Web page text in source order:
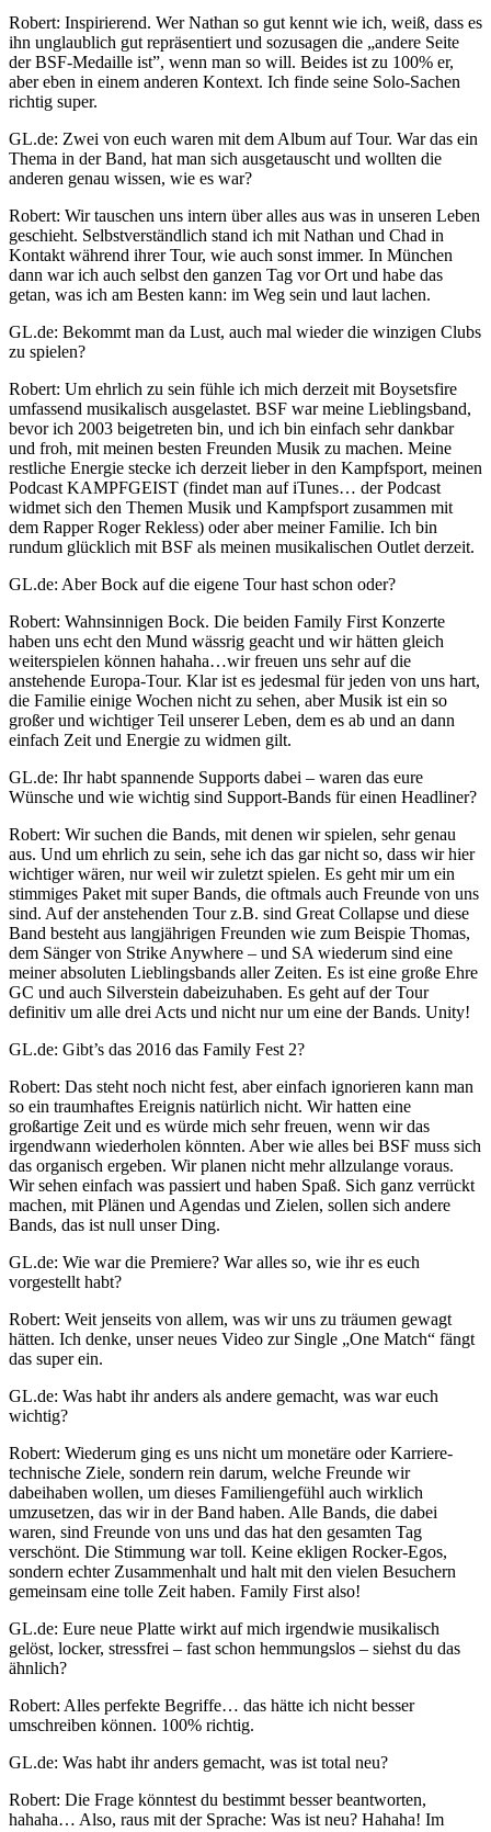
Robert: Inspirierend. Wer Nathan so gut kennt wie ich, weiß, dass es
ihn unglaublich gut repräsentiert und sozusagen die „andere Seite
der BSF-Medaille ist”, wenn man so will. Beides ist zu 100% er,
aber eben in einem anderen Kontext. Ich finde seine Solo-Sachen
richtig super.
GL.de: Zwei von euch waren mit dem Album auf Tour. War das ein
Thema in der Band, hat man sich ausgetauscht und wollten die
anderen genau wissen, wie es war?
Robert: Wir tauschen uns intern über alles aus was in unseren Leben
geschieht. Selbstverständlich stand ich mit Nathan und Chad in
Kontakt während ihrer Tour, wie auch sonst immer. In München
dann war ich auch selbst den ganzen Tag vor Ort und habe das
getan, was ich am Besten kann: im Weg sein und laut lachen.
GL.de: Bekommt man da Lust, auch mal wieder die winzigen Clubs
zu spielen?
Robert: Um ehrlich zu sein fühle ich mich derzeit mit Boysetsfire
umfassend musikalisch ausgelastet. BSF war meine Lieblingsband,
bevor ich 2003 beigetreten bin, und ich bin einfach sehr dankbar
und froh, mit meinen besten Freunden Musik zu machen. Meine
restliche Energie stecke ich derzeit lieber in den Kampfsport, meinen
Podcast KAMPFGEIST (findet man auf iTunes… der Podcast
widmet sich den Themen Musik und Kampfsport zusammen mit
dem Rapper Roger Rekless) oder aber meiner Familie. Ich bin
rundum glücklich mit BSF als meinen musikalischen Outlet derzeit.
GL.de: Aber Bock auf die eigene Tour hast schon oder?
Robert: Wahnsinnigen Bock. Die beiden Family First Konzerte
haben uns echt den Mund wässrig geacht und wir hätten gleich
weiterspielen können hahaha…wir freuen uns sehr auf die
anstehende Europa-Tour. Klar ist es jedesmal für jeden von uns hart,
die Familie einige Wochen nicht zu sehen, aber Musik ist ein so
großer und wichtiger Teil unserer Leben, dem es ab und an dann
einfach Zeit und Energie zu widmen gilt.
GL.de: Ihr habt spannende Supports dabei – waren das eure
Wünsche und wie wichtig sind Support-Bands für einen Headliner?
Robert: Wir suchen die Bands, mit denen wir spielen, sehr genau
aus. Und um ehrlich zu sein, sehe ich das gar nicht so, dass wir hier
wichtiger wären, nur weil wir zuletzt spielen. Es geht mir um ein
stimmiges Paket mit super Bands, die oftmals auch Freunde von uns
sind. Auf der anstehenden Tour z.B. sind Great Collapse und diese
Band besteht aus langjährigen Freunden wie zum Beispie Thomas,
dem Sänger von Strike Anywhere – und SA wiederum sind eine
meiner absoluten Lieblingsbands aller Zeiten. Es ist eine große Ehre
GC und auch Silverstein dabeizuhaben. Es geht auf der Tour
definitiv um alle drei Acts und nicht nur um eine der Bands. Unity!
GL.de: Gibt’s das 2016 das Family Fest 2?
Robert: Das steht noch nicht fest, aber einfach ignorieren kann man
so ein traumhaftes Ereignis natürlich nicht. Wir hatten eine
großartige Zeit und es würde mich sehr freuen, wenn wir das
irgendwann wiederholen könnten. Aber wie alles bei BSF muss sich
das organisch ergeben. Wir planen nicht mehr allzulange voraus.
Wir sehen einfach was passiert und haben Spaß. Sich ganz verrückt
machen, mit Plänen und Agendas und Zielen, sollen sich andere
Bands, das ist null unser Ding.
GL.de: Wie war die Premiere? War alles so, wie ihr es euch
vorgestellt habt?
Robert: Weit jenseits von allem, was wir uns zu träumen gewagt
hätten. Ich denke, unser neues Video zur Single „One Match“ fängt
das super ein.
GL.de: Was habt ihr anders als andere gemacht, was war euch
wichtig?
Robert: Wiederum ging es uns nicht um monetäre oder Karriere-
technische Ziele, sondern rein darum, welche Freunde wir
dabeihaben wollen, um dieses Familiengefühl auch wirklich
umzusetzen, das wir in der Band haben. Alle Bands, die dabei
waren, sind Freunde von uns und das hat den gesamten Tag
verschönt. Die Stimmung war toll. Keine ekligen Rocker-Egos,
sondern echter Zusammenhalt und halt mit den vielen Besuchern
gemeinsam eine tolle Zeit haben. Family First also!
GL.de: Eure neue Platte wirkt auf mich irgendwie musikalisch
gelöst, locker, stressfrei – fast schon hemmungslos – siehst du das
ähnlich?
Robert: Alles perfekte Begriffe… das hätte ich nicht besser
umschreiben können. 100% richtig.
GL.de: Was habt ihr anders gemacht, was ist total neu?
Robert: Die Frage könntest du bestimmt besser beantworten,
hahaha… Also, raus mit der Sprache: Was ist neu? Hahaha! Im